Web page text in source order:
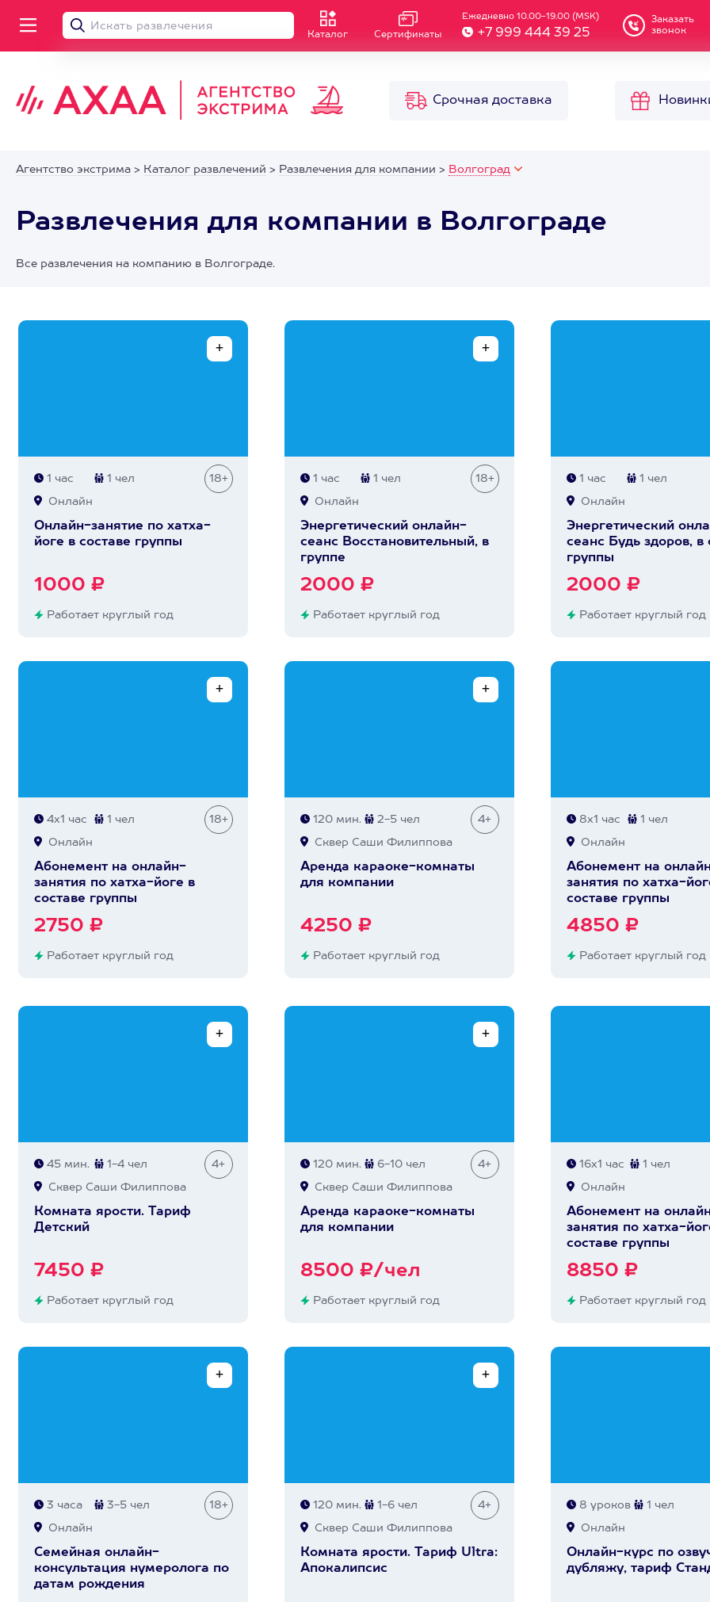
Каталог Сертификаты
Ежедневно 10.00-19.00 (MSK)
+7 999 444 39 25
Заказать
звонок
Срочная доставка
Агентство экстрима > Каталог развлечений > Развлечения для компании > Волгоград
Развлечения для компании в Волгограде
Все развлечения на компанию в Волгограде.
1 час 1 чел 18+
Онлайн
Онлайн-занятие по хатха-
йоге в составе группы
1000 ₽
Работает круглый год
1 час 1 чел 18+
Онлайн
Энергетический онлайн-
сеанс Восстановительный, в
группе
2000 ₽
Работает круглый год
1 час 1 чел
Онлайн
Энергетический
сеанс Будь здоров, в
группы
2000 ₽
Работает круглый год
4х1 час 1 чел 18+
Онлайн
Абонемент на онлайн-
занятия по хатха-йоге в
составе группы
2750 ₽
Работает круглый год
120 мин. 2-5 чел 4+
Сквер Саши Филиппова
Аренда караоке-комнаты
для компании
4250 ₽
Работает круглый год
8х1 час 1 чел
Онлайн
Абонемент на
занятия по хатха-
составе группы
4850 ₽
Работает круглый год
45 мин. 1-4 чел 4+
Сквер Саши Филиппова
Комната ярости. Тариф
Детский
7450 ₽
Работает круглый год
120 мин. 6-10 чел 4+
Сквер Саши Филиппова
Аренда караоке-комнаты
для компании
8500 ₽/чел
Работает круглый год
16х1 час 1 чел
Онлайн
Абонемент на
занятия по хатха-
составе группы
8850 ₽
Работает круглый год
3 часа 3-5 чел 18+
Онлайн
Семейная онлайн-
консультация нумеролога по
датам рождения
120 мин. 1-6 чел 4+
Сквер Саши Филиппова
Комната ярости. Тариф Ultra:
Апокалипсис
8 уроков 1 чел
Онлайн
Онлайн-курс по
дубляжу, тариф